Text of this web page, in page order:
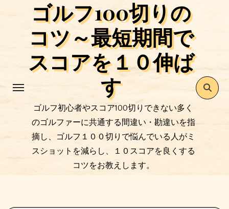
ゴルフ100切りの
コツ～最短期間で
スコアを１０伸ば
す
ゴルフ初心者やスコア100切りできない多く
のゴルファーに共通する間違い・勘違いを指
摘し、ゴルフ１００切りで悩んでいる人がミ
スショットを減らし、１０スコアを良くする
コツをお教えします。